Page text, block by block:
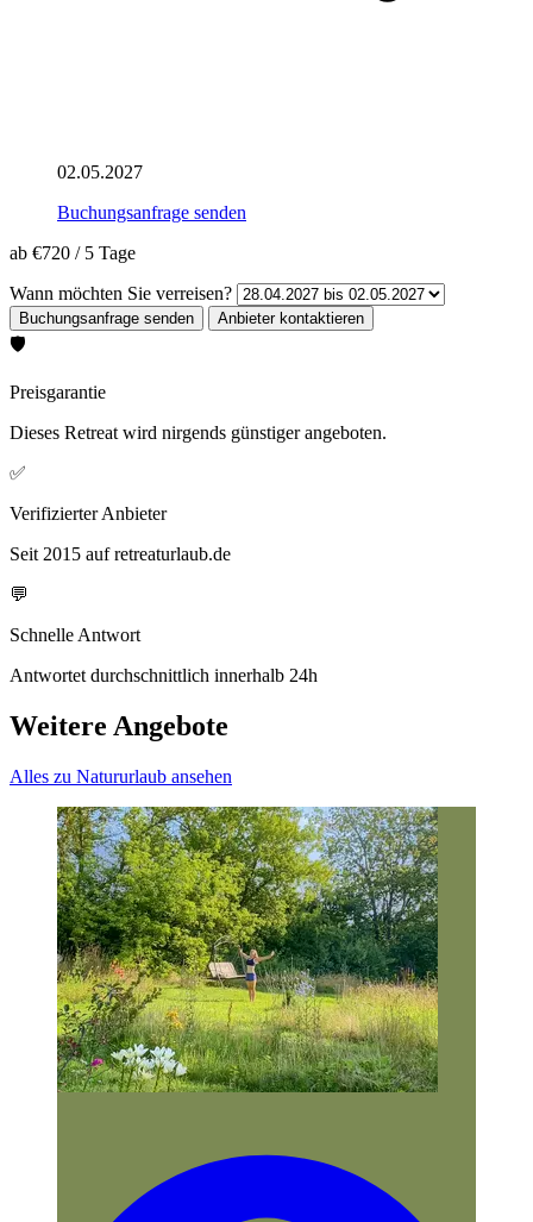
02.05.2027
Buchungsanfrage senden
ab €720 / 5 Tage
Wann möchten Sie verreisen?
🛡️
Preisgarantie
Dieses Retreat wird nirgends günstiger angeboten.
✅
Verifizierter Anbieter
Seit 2015 auf retreaturlaub.de
💬
Schnelle Antwort
Antwortet durchschnittlich innerhalb 24h
Weitere Angebote
Alles zu Natururlaub ansehen